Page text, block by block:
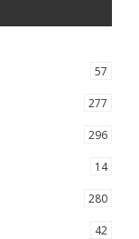
57
277
296
14
280
42